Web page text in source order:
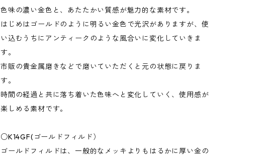
色味の濃い金色と、あたたかい質感が魅力的な素材です。
はじめはゴールドのように明るい金色で光沢がありますが、使
い込むうちにアンティークのような風合いに変化していきま
す。
市販の貴金属磨きなどで磨いていただくと元の状態に戻りま
す。
時間の経過と共に落ち着いた色味へと変化していく、使用感が
楽しめる素材です。
○K14GF(ゴールドフィルド）
ゴールドフィルドは、一般的なメッキよりもはるかに厚い金の